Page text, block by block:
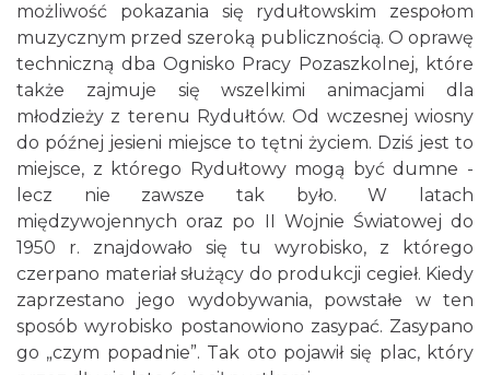
możliwość pokazania się rydułtowskim zespołom
muzycznym przed szeroką publicznością. O oprawę
techniczną dba Ognisko Pracy Pozaszkolnej, które
także zajmuje się wszelkimi animacjami dla
młodzieży z terenu Rydułtów. Od wczesnej wiosny
do późnej jesieni miejsce to tętni życiem. Dziś jest to
miejsce, z którego Rydułtowy mogą być dumne -
lecz nie zawsze tak było. W latach
międzywojennych oraz po II Wojnie Światowej do
1950 r. znajdowało się tu wyrobisko, z którego
czerpano materiał służący do produkcji cegieł. Kiedy
zaprzestano jego wydobywania, powstałe w ten
sposób wyrobisko postanowiono zasypać. Zasypano
go „czym popadnie”. Tak oto pojawił się plac, który